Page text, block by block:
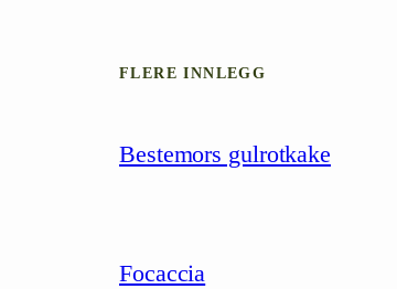
FLERE INNLEGG
Bestemors gulrotkake
Focaccia